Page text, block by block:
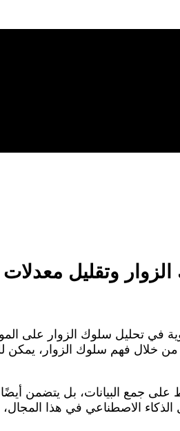
وتقليل
في تحليل سلوك الزوار على
من خلال فهم سلوك الزوار،
على جمع البيانات، بل يتضمن
الاصطناعي في هذا